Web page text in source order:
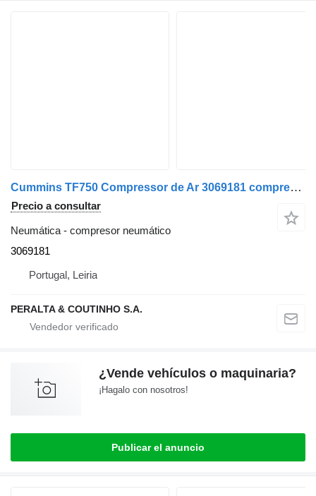
Cummins TF750 Compressor de Ar 3069181 compresor neumático para Cummins camión
Precio a consultar
Neumática - compresor neumático
3069181
Portugal, Leiria
PERALTA & COUTINHO S.A.
¿Vende vehículos o maquinaria?
¡Hagalo con nosotros!
Publicar el anuncio